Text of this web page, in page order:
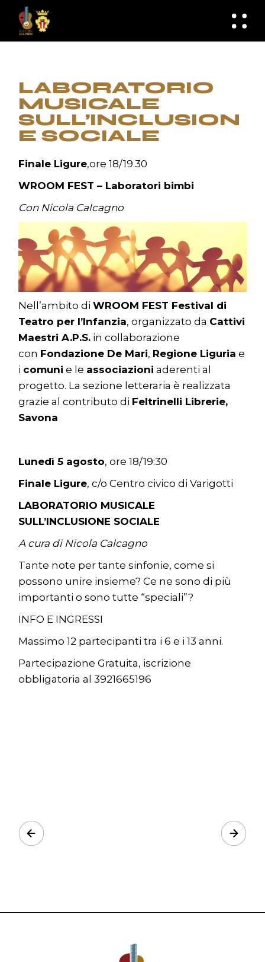
content
LABORATORIO
MUSICALE
SULL’INCLUSION
E SOCIALE
Finale Ligure,ore 18/19.30
WROOM FEST – Laboratori bimbi
Con Nicola Calcagno
Nell’ambito diWROOM FEST Festival di
Teatro per l’Infanzia, organizzato da Cattivi
Maestri A.P.S. in collaborazione
con Fondazione De Mari, Regione Liguria e
i comuni e le associazioni aderenti al
progetto. La sezione letteraria è realizzata
grazie al contributo di Feltrinelli Librerie,
Savona
Lunedì 5 agosto, ore 18/19:30
Finale Ligure, c/o Centro civico di Varigotti
LABORATORIO MUSICALE
SULL’INCLUSIONE SOCIALE
A cura di Nicola Calcagno
Tante note per tante sinfonie, come si
possono unire insieme? Ce ne sono di più
importanti o sono tutte “speciali”?
INFO E INGRESSI
Massimo 12 partecipanti tra i 6 e i 13 anni.
Partecipazione Gratuita, iscrizione
obbligatoria al 3921665196